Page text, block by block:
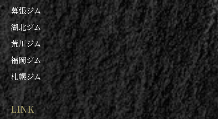
幕張ジム
湖北ジム
荒川ジム
福岡ジム
札幌ジム
LINK